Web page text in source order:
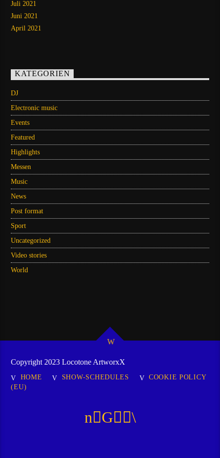
Juli 2021
Juni 2021
April 2021
KATEGORIEN
DJ
Electronic music
Events
Featured
Highlights
Messen
Music
News
Post format
Sport
Uncategorized
Video stories
World
Copyright 2023 Locotone ArtworxX
HOME SHOW-SCHEDULES
COOKIE POLICY
(EU)